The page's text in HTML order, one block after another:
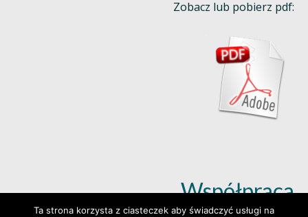
Zobacz lub pobierz pdf:
Współpraca
Ta strona korzysta z ciasteczek aby świadczyć usługi na